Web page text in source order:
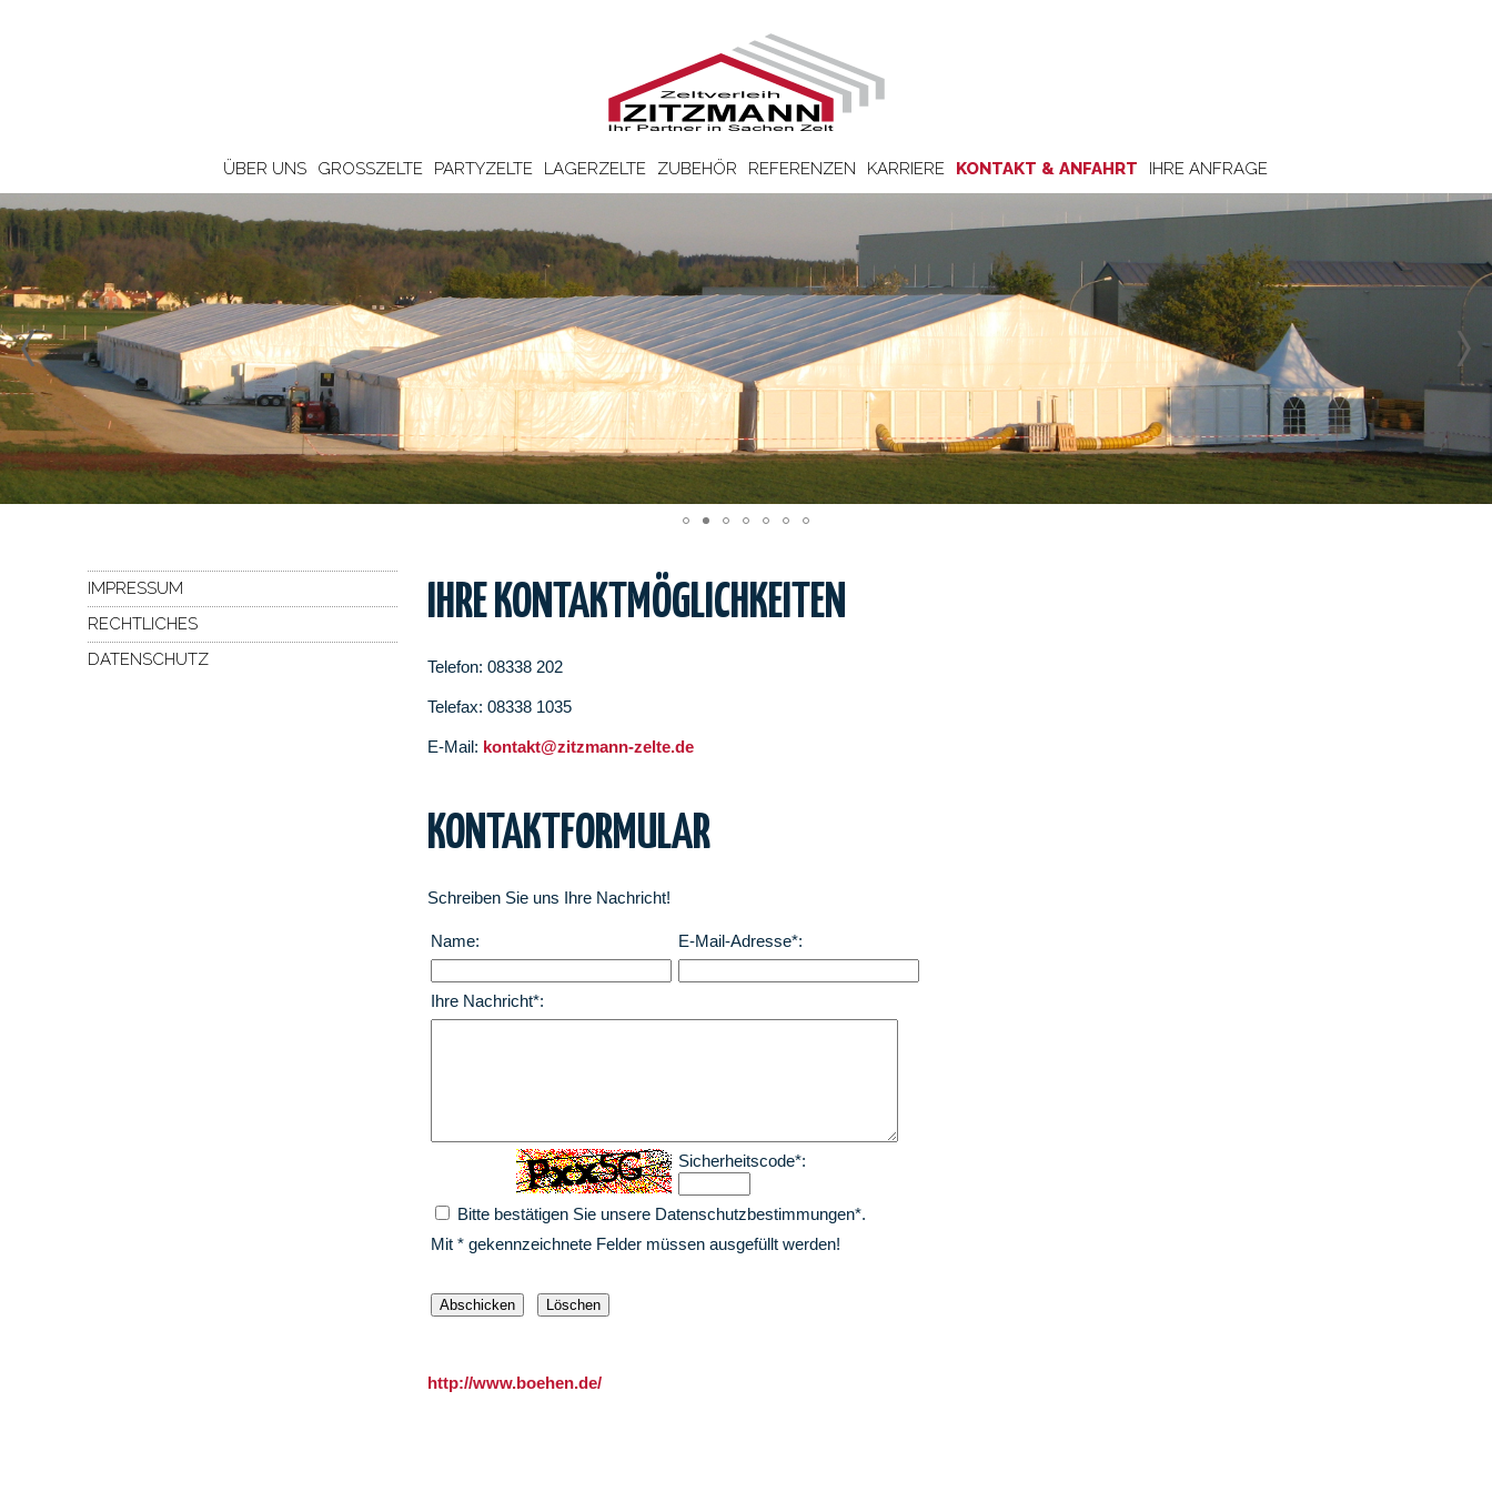
ÜBER UNS GROSSZELTE PARTYZELTE LAGERZELTE ZUBEHÖR REFERENZEN KARRIERE KONTAKT & ANFAHRT IHRE ANFRAGE
IMPRESSUM
RECHTLICHES
DATENSCHUTZ
IHRE KONTAKTMÖGLICHKEITEN
Telefon: 08338 202
Telefax: 08338 1035
E-Mail: kontakt@zitzmann-zelte.de
KONTAKTFORMULAR
Schreiben Sie uns Ihre Nachricht!
Name: E-Mail-Adresse*:
Ihre Nachricht*:
Sicherheitscode*:
Bitte bestätigen Sie unsere Datenschutzbestimmungen*.
Mit * gekennzeichnete Felder müssen ausgefüllt werden!
http://www.boehen.de/